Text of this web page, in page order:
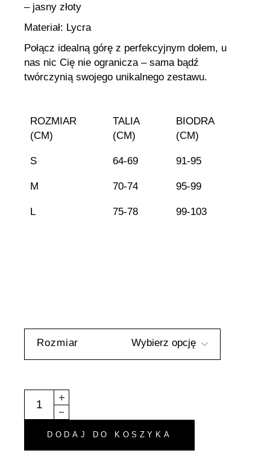
– jasny złoty
Materiał: Lycra
Połącz idealną górę z perfekcyjnym dołem, u
nas nic Cię nie ogranicza – sama bądź
twórczynią swojego unikalnego zestawu.
ROZMIAR
(CM)
TALIA
(CM)
BIODRA
(CM)
S 64-69 91-95
M 70-74 95-99
L 75-78 99-103
Rozmiar
Bikini Dół - "Victoria" - Różowy quantity
DODAJ DO KOSZYKA